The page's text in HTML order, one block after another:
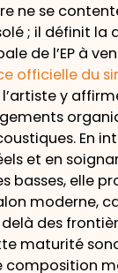
ne se
; il définit la
de l’EP à
officielle du
l’artiste y
En
et en
basses, elle
moderne,
des
maturité
composition